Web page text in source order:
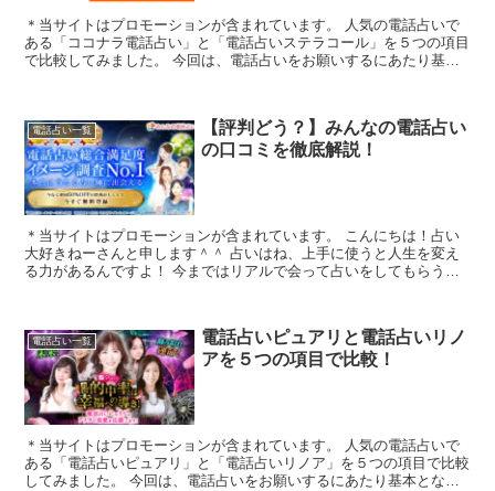
＊当サイトはプロモーションが含まれています。 人気の電話占いで
ある「ココナラ電話占い」と「電話占いステラコール」を５つの項目
で比較してみました。 今回は、電話占いをお願いするにあたり基本
電話占い一覧
【評判どう？】みんなの電話占い
の口コミを徹底解説！
＊当サイトはプロモーションが含まれています。 こんにちは！占い
大好きねーさんと申します＾＾ 占いはね、上手に使うと人生を変え
る力があるんですよ！ 今まではリアルで会って占いをしてもらうの
電話占い一覧
電話占いピュアリと電話占いリノ
アを５つの項目で比較！
＊当サイトはプロモーションが含まれています。 人気の電話占いで
ある「電話占いピュアリ」と「電話占いリノア」を５つの項目で比較
してみました。 今回は、電話占いをお願いするにあたり基本となる